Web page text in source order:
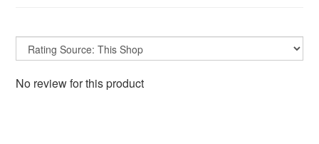
No review for this product